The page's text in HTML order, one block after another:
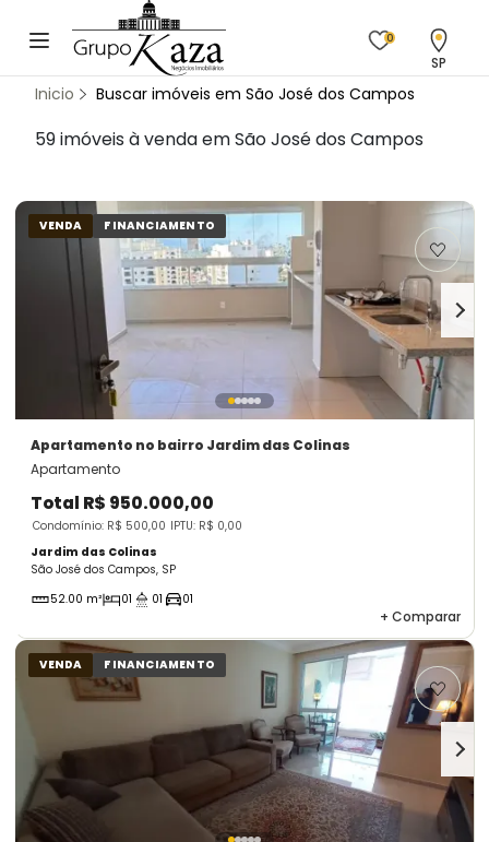
0
SP
Inicio Buscar imóveis em São José dos Campos
59 imóveis à venda em São José dos Campos
VENDA FINANCIAMENTO
Apartamento no bairro Jardim das Colinas
Apartamento
Total R$ 950.000,00
Condomínio: R$ 500,00 IPTU: R$ 0,00
Jardim das Colinas
São José dos Campos, SP
52.00 m²
01 01 01
+ Comparar
VENDA FINANCIAMENTO